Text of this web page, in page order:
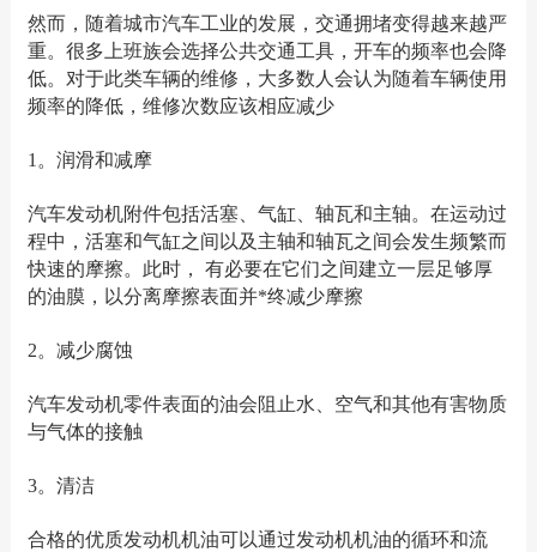
然而，随着城市汽车工业的发展，交通拥堵变得越来越严
重。很多上班族会选择公共交通工具，开车的频率也会降
低。对于此类车辆的维修，大多数人会认为随着车辆使用
频率的降低，维修次数应该相应减少
1。润滑和减摩
汽车发动机附件包括活塞、气缸、轴瓦和主轴。在运动过
程中，活塞和气缸之间以及主轴和轴瓦之间会发生频繁而
快速的摩擦。此时， 有必要在它们之间建立一层足够厚
的油膜，以分离摩擦表面并*终减少摩擦
2。减少腐蚀
汽车发动机零件表面的油会阻止水、空气和其他有害物质
与气体的接触
3。清洁
合格的优质发动机机油可以通过发动机机油的循环和流